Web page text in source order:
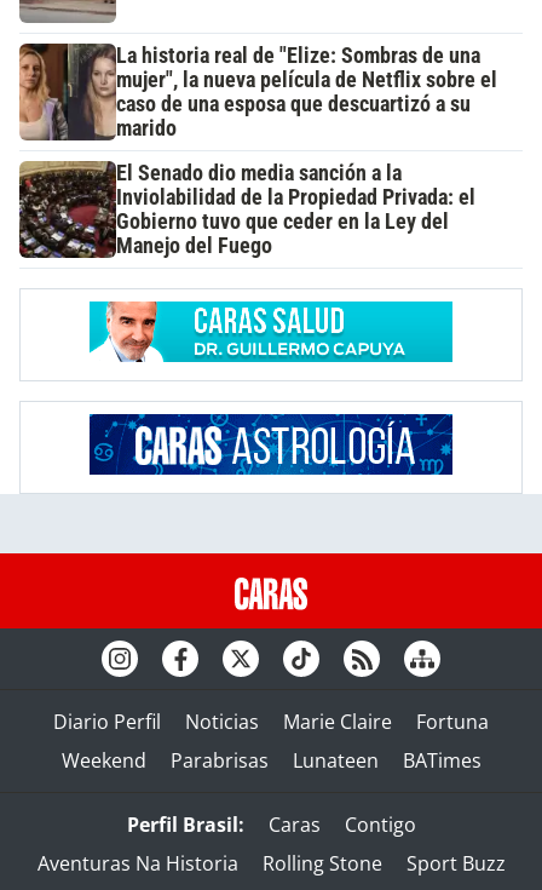
La historia real de "Elize: Sombras de una
mujer", la nueva película de Netflix sobre el
caso de una esposa que descuartizó a su
marido
El Senado dio media sanción a la
Inviolabilidad de la Propiedad Privada: el
Gobierno tuvo que ceder en la Ley del
Manejo del Fuego
Diario Perfil Noticias Marie Claire
Fortuna
Weekend
Parabrisas Lunateen BATimes
Perfil Brasil: Caras
Contigo
Aventuras Na Historia
Rolling Stone
Sport Buzz